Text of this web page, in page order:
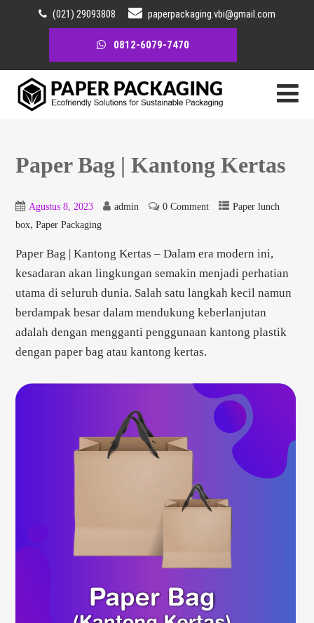
(021) 29093808 paperpackaging.vbi@gmail.com
0812-6079-7470
Paper Bag | Kantong Kertas
Agustus 8, 2023 admin 0 Comment
Paper lunch
box,Paper Packaging
Paper Bag | Kantong Kertas – Dalam era modern ini,
kesadaran akan lingkungan semakin menjadi perhatian
utama di seluruh dunia. Salah satu langkah kecil namun
berdampak besar dalam mendukung keberlanjutan
adalah dengan mengganti penggunaan kantong plastik
dengan paper bag atau kantong kertas.